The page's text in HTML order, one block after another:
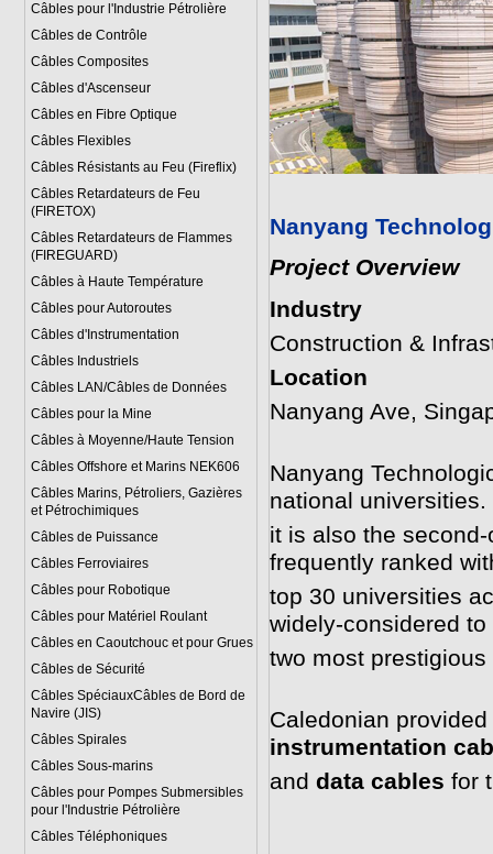
Câbles pour l'Industrie Pétrolière
Câbles de Contrôle
Câbles Composites
Câbles d'Ascenseur
Câbles en Fibre Optique
Câbles Flexibles
Câbles Résistants au Feu (Fireflix)
Câbles Retardateurs de Feu
(FIRETOX)
Câbles Retardateurs de Flammes
(FIREGUARD)
Câbles à Haute Température
Câbles pour Autoroutes
Câbles d'Instrumentation
Câbles Industriels
Câbles LAN/Câbles de Données
Câbles pour la Mine
Câbles à Moyenne/Haute Tension
Câbles Offshore et Marins NEK606
Câbles Marins, Pétroliers, Gazières
et Pétrochimiques
Câbles de Puissance
Câbles Ferroviaires
Câbles pour Robotique
Câbles pour Matériel Roulant
Câbles en Caoutchouc et pour Grues
Câbles de Sécurité
Câbles SpéciauxCâbles de Bord de
Navire (JIS)
Câbles Spirales
Câbles Sous-marins
Câbles pour Pompes Submersibles
pour l'Industrie Pétrolière
Câbles Téléphoniques
Nanyang
Project Overview
Industry
Construction &
Location
Nanyang Ave,
Nanyang
national
it is also the
frequently ranked
top 30 universities
widely-considered
two most
Caledonian provided
instrumentation
and data cables for